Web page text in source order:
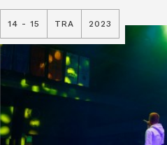
14 - 15 TRA 2023